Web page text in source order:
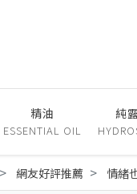
精油
ESSENTIAL OIL
純露
網友好評推薦 情緒